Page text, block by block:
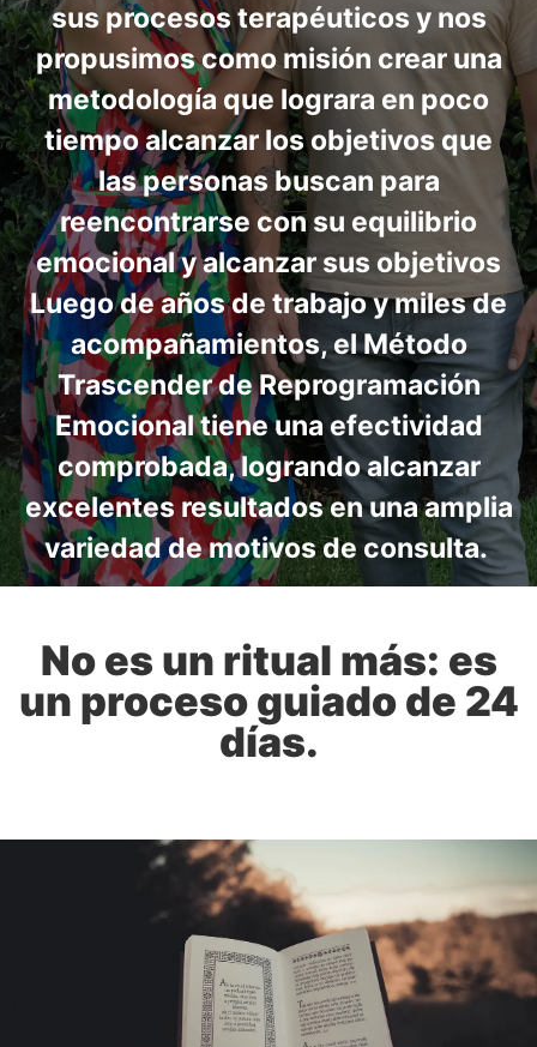
sus procesos terapéuticos y nos
propusimos como misión crear una
metodología que lograra en poco
tiempo alcanzar los objetivos que
las personas buscan para
reencontrarse con su equilibrio
emocional y alcanzar sus objetivos
Luego de años de trabajo y miles de
acompañamientos, el Método
Trascender de Reprogramación
Emocional tiene una efectividad
comprobada, logrando alcanzar
excelentes resultados en una amplia
variedad de motivos de consulta.
No es un ritual más: es
un proceso guiado de 24
días.